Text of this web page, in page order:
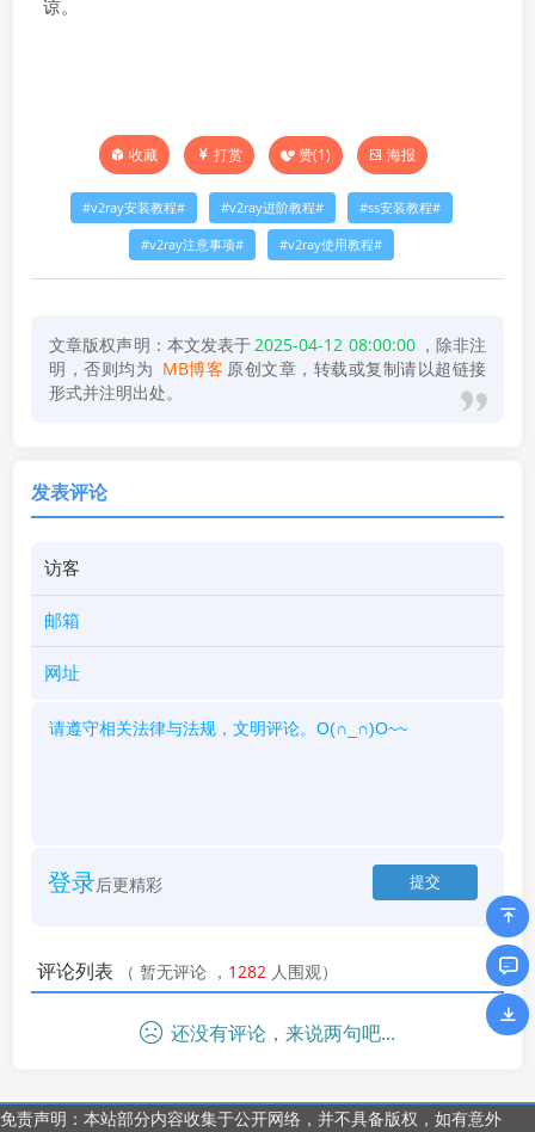
谅。
收藏 打赏 赞(1) 海报
v2ray安装教程 v2ray进阶教程 ss安装教程
v2ray注意事项 v2ray使用教程
文章版权声明：本文发表于2025-04-12 08:00:00 ，除非注
明，否则均为 MB博客 原创文章，转载或复制请以超链接
形式并注明出处。
发表评论
登录后更精彩
评论列表 （ 暂无评论 ， 1282 人围观）
还没有评论，来说两句吧...
免责声明：本站部分内容收集于公开网络，并不具备版权，如有意外